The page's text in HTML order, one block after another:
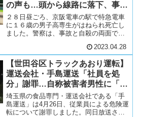
の声も…頭から線路に落下、事故
か自殺か【大阪府枚方市】
２８日昼ごろ、京阪電車の駅で特急電車
に１６歳の男子高専生がはねられ死亡し
ました。警察は、事故と自殺の両面で調
阪電車・牧野駅で、２８日午後０時半ご
ろ、京阪電鉄の職員から「人身事故が発
生した」と警察に連絡があ...
2023.04.28
【世田谷区トラックあおり運転】
運送会社・手島運送「社員を処
分」謝罪…自称被害者男性に「嘘
確定」「荷崩れの損害賠償を」の
声
埼玉県の食品専門・運送会社である「手
島運送」は4月26日、従業員による危険運
転について謝罪しました。同日放送され